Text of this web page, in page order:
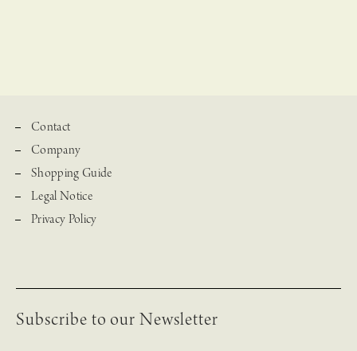
Subscribe to our Newsletter
Contact
Company
Shopping Guide
Legal Notice
Privacy Policy